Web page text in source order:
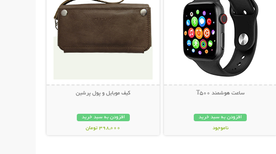
ساعت هوشمند T500
افزودن به سبد خرید
ناموجود
کیف موبایل و پول پرشین
افزودن به سبد خرید
398,000 تومان